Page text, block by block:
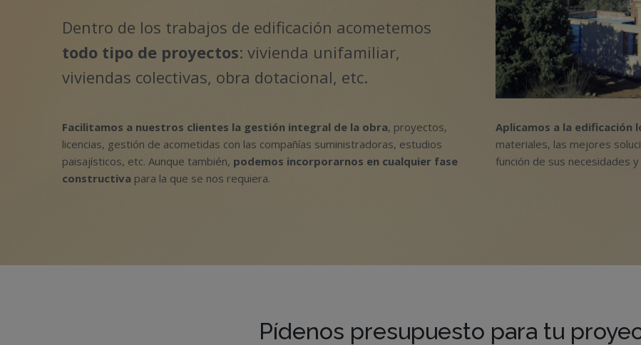
Dentro de los trabajos de edificación acometemos
todo tipo de proyectos: vivienda unifamiliar,
viviendas colectivas, obra dotacional, etc.
Facilitamos a nuestros clientes la gestión integral de la obra, proyectos,
licencias, gestión de acometidas con las compañías suministradoras, estudios
paisajísticos, etc. Aunque también, podemos incorporarnos en cualquier fase
constructiva para la que se nos requiera.
Aplicamos a la edificación
materiales, las mejores
función de sus necesidades
Pídenos presupuesto para tu